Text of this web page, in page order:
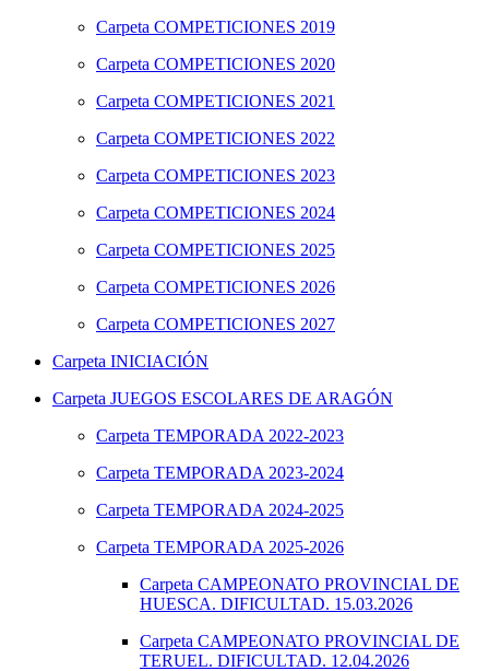
Carpeta COMPETICIONES 2019
Carpeta COMPETICIONES 2020
Carpeta COMPETICIONES 2021
Carpeta COMPETICIONES 2022
Carpeta COMPETICIONES 2023
Carpeta COMPETICIONES 2024
Carpeta COMPETICIONES 2025
Carpeta COMPETICIONES 2026
Carpeta COMPETICIONES 2027
Carpeta INICIACIÓN
Carpeta JUEGOS ESCOLARES DE ARAGÓN
Carpeta TEMPORADA 2022-2023
Carpeta TEMPORADA 2023-2024
Carpeta TEMPORADA 2024-2025
Carpeta TEMPORADA 2025-2026
Carpeta CAMPEONATO PROVINCIAL DE
HUESCA. DIFICULTAD. 15.03.2026
Carpeta CAMPEONATO PROVINCIAL DE
TERUEL. DIFICULTAD. 12.04.2026